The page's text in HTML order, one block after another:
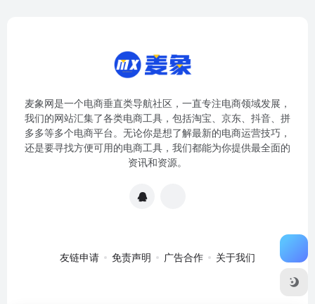
麦象网是一个电商垂直类导航社区，一直专注电商领域发展，
我们的网站汇集了各类电商工具，包括淘宝、京东、抖音、拼
多多等多个电商平台。无论你是想了解最新的电商运营技巧，
还是要寻找方便可用的电商工具，我们都能为你提供最全面的
资讯和资源。
友链申请 免责声明 广告合作 关于我们